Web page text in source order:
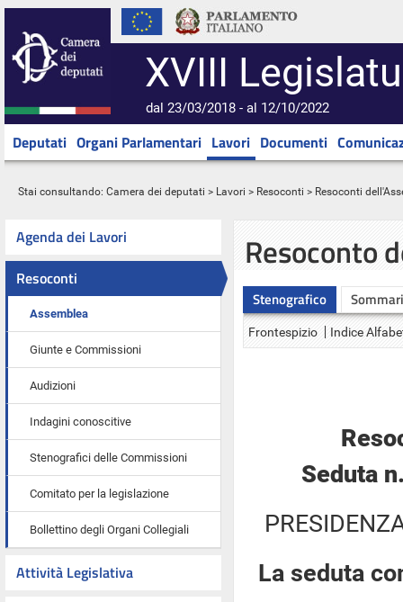
XVIII
dal 23/03/2018 - al 12/10/2022
Deputati Organi Parlamentari Lavori Documenti
Stai consultando: Camera dei deputati > Lavori > Resoconti > Resoconti
Agenda dei Lavori
Resoconti
Assemblea
Giunte e Commissioni
Audizioni
Indagini conoscitive
Stenografici delle Commissioni
Comitato per la legislazione
Bollettino degli Organi Collegiali
Attività Legislativa
Resoconto
Stenografico
Frontespizio Indice
Seduta
La seduta